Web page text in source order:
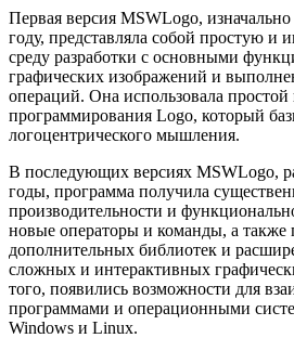
Первая версия MSWLogo,
году, представляла собой простую и
среду разработки с основными
графических изображений и
операций. Она использовала
программирования Logo, который
логоцентрического мышления.
В последующих версиях MSWLogo,
годы, программа получила
производительности и
новые операторы и команды, а также
дополнительных библиотек и
сложных и интерактивных
того, появились возможности для
программами и операционными
Windows и Linux.